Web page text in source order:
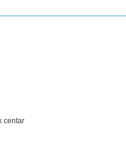
centar